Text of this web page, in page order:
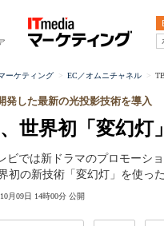
ーケティング EC／オムニチャネル
世界初「変幻
発した最新の光投影技術を導入
ビでは新ドラマのプロモーシ
初の新技術「変幻灯」を使っ
月09日 14時00分 公開